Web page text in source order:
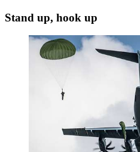
Stand up, hook up